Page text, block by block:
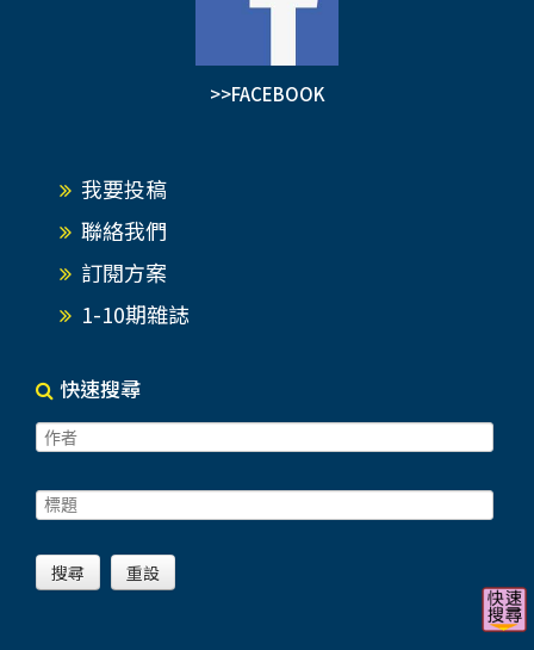
>>FACEBOOK
我要投稿
聯絡我們
訂閱方案
1-10期雜誌
快速搜尋